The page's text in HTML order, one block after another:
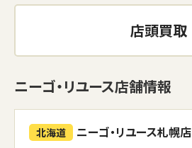
店頭買取
ニーゴ・リユース店舗情報
北海道 ニーゴ・リユース札幌店